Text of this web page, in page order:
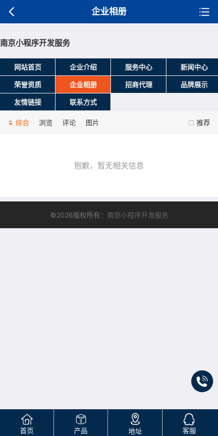
企业相册
南京小程序开发服务
网站首页 企业介绍 服务中心 新闻中心
荣誉资质 企业相册 招商代理 品牌展示
友情链接 联系方式
推荐
综合 浏览 评论 图片
抱歉，暂无相关信息
©2026版权所有： 南京小程序开发服务
首页 产品 地址 客服